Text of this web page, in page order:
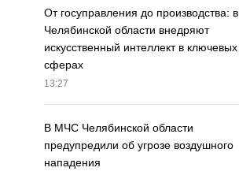
От госуправления до производства: в
Челябинской области внедряют
искусственный интеллект в ключевых
сферах
13:27
В МЧС Челябинской области
предупредили об угрозе воздушного
нападения